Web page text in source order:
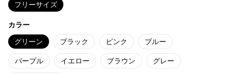
フリーサイズ
カラー
グリーン ブラック ピンク ブルー
パープル イエロー ブラウン グレー